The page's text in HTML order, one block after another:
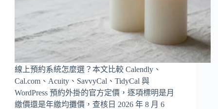
線上預約系統怎麼選？本文比較 Calendly、
Cal.com、Acuity、SavvyCal、TidyCal 與
WordPress 預約外掛的官方定價，逐項標明是月
繳價還是年繳均攤價，查核日 2026 年 8 月 6